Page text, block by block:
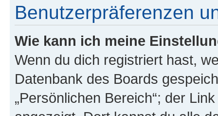
Benutzerpräferenzen
Wie kann ich meine
Wenn du dich registriert hast,
Datenbank des Boards
„Persönlichen Bereich“; der